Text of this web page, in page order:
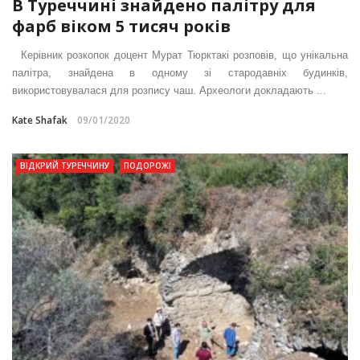
В Туреччині знайдено палітру для
фарб віком 5 тисяч років
Керівник розкопок доцент Мурат Тюрктакі розповів, що унікальна
палітра, знайдена в одному зі стародавніх будинків,
використовувалася для розпису чаш. Археологи докладають ...
Kate Shafak 09/01/2020
ВІДКРИЙ ТУРЕЧЧИНУ ПОДОРОЖІ